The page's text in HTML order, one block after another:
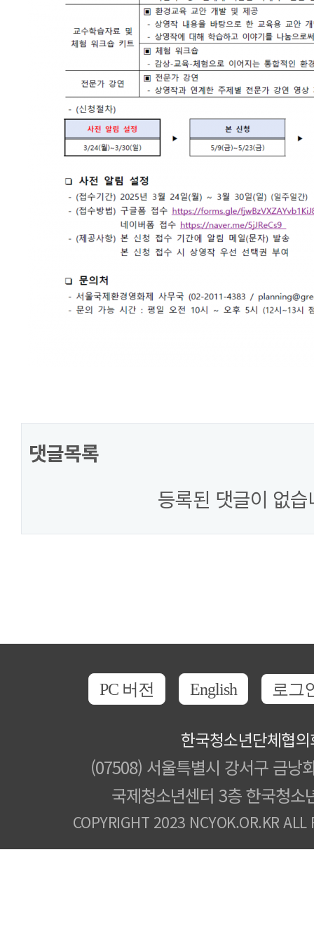
댓글목록
등록된 댓글이 없습
PC 버전 English 로그
한국청소년단체협
(07508) 서울특별시 강서구 금낭
국제청소년센터 3층 한국청소
COPYRIGHT 2023 NCYOK.OR.KR ALL